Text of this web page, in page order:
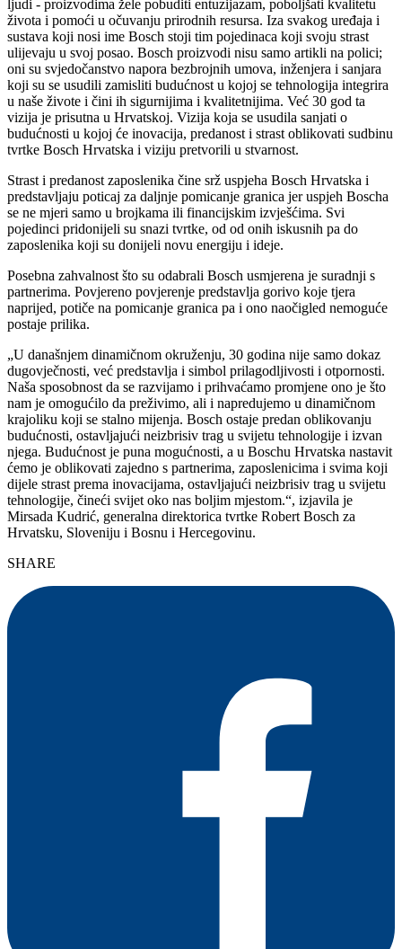
ljudi - proizvodima žele pobuditi entuzijazam, poboljšati kvalitetu
života i pomoći u očuvanju prirodnih resursa. Iza svakog uređaja i
sustava koji nosi ime Bosch stoji tim pojedinaca koji svoju strast
ulijevaju u svoj posao. Bosch proizvodi nisu samo artikli na polici;
oni su svjedočanstvo napora bezbrojnih umova, inženjera i sanjara
koji su se usudili zamisliti budućnost u kojoj se tehnologija integrira
u naše živote i čini ih sigurnijima i kvalitetnijima. Već 30 god ta
vizija je prisutna u Hrvatskoj. Vizija koja se usudila sanjati o
budućnosti u kojoj će inovacija, predanost i strast oblikovati sudbinu
tvrtke Bosch Hrvatska i viziju pretvorili u stvarnost.
Strast i predanost zaposlenika čine srž uspjeha Bosch Hrvatska i
predstavljaju poticaj za daljnje pomicanje granica jer uspjeh Boscha
se ne mjeri samo u brojkama ili financijskim izvješćima. Svi
pojedinci pridonijeli su snazi tvrtke, od od onih iskusnih pa do
zaposlenika koji su donijeli novu energiju i ideje.
Posebna zahvalnost što su odabrali Bosch usmjerena je suradnji s
partnerima. Povjereno povjerenje predstavlja gorivo koje tjera
naprijed, potiče na pomicanje granica pa i ono naočigled nemoguće
postaje prilika.
„U današnjem dinamičnom okruženju, 30 godina nije samo dokaz
dugovječnosti, već predstavlja i simbol prilagodljivosti i otpornosti.
Naša sposobnost da se razvijamo i prihvaćamo promjene ono je što
nam je omogućilo da preživimo, ali i napredujemo u dinamičnom
krajoliku koji se stalno mijenja. Bosch ostaje predan oblikovanju
budućnosti, ostavljajući neizbrisiv trag u svijetu tehnologije i izvan
njega. Budućnost je puna mogućnosti, a u Boschu Hrvatska nastavit
ćemo je oblikovati zajedno s partnerima, zaposlenicima i svima koji
dijele strast prema inovacijama, ostavljajući neizbrisiv trag u svijetu
tehnologije, čineći svijet oko nas boljim mjestom.“, izjavila je
Mirsada Kudrić, generalna direktorica tvrtke Robert Bosch za
Hrvatsku, Sloveniju i Bosnu i Hercegovinu.
SHARE